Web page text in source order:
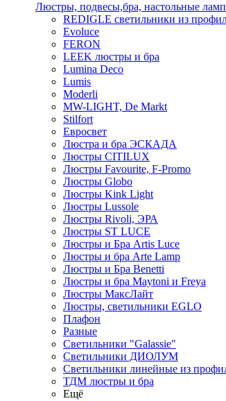
Люстры, подвесы,бра, настольные
REDIGLE светильники из
Evoluce
FERON
LEEK люстры и бра
Lumina Deco
Lumis
Moderli
MW-LIGHT, De Markt
Stilfort
Евросвет
Люстра и бра ЭСКАДА
Люстры CITILUX
Люстры Favourite, F-Promo
Люстры Globo
Люстры Kink Light
Люстры Lussole
Люстры Rivoli, ЭРА
Люстры ST LUCE
Люстры и Бра Artis Luce
Люстры и бра Arte Lamp
Люстры и Бра Benetti
Люстры и бра Maytoni и Freya
Люстры МаксЛайт
Люстры, светильники EGLO
Плафон
Разные
Светильники "Galassie"
Светильники ДИОЛУМ
Светильники линейные из
ТДМ люстры и бра
Ещё